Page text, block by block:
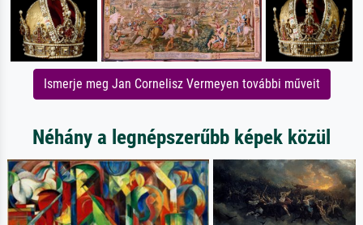
Ismerje meg Jan Cornelisz Vermeyen további műveit
Néhány a legnépszerűbb képek közül